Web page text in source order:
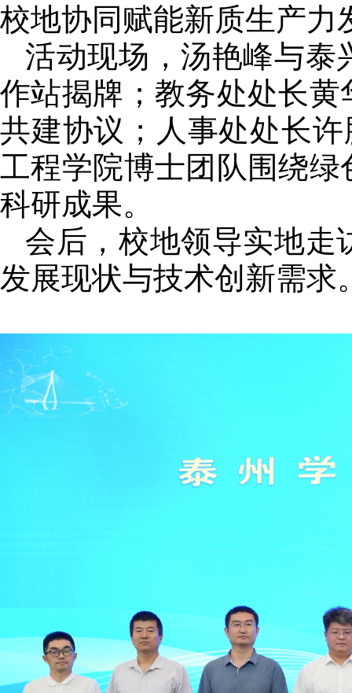
校地协同赋能新质生产力
活动现场，汤艳峰与泰
作站揭牌；教务处处长
共建协议；人事处处长
工程学院博士团队围绕
科研成果。
会后，校地领导实地走
发展现状与技术创新需求